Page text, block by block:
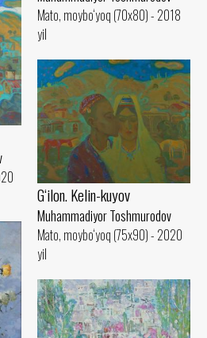
Mato, moybo‘yoq (70x80) - 2018
yil
G‘ilon. Kelin-kuyov
Muhammadiyor Toshmurodov
Mato, moybo‘yoq (75x90) - 2020
yil